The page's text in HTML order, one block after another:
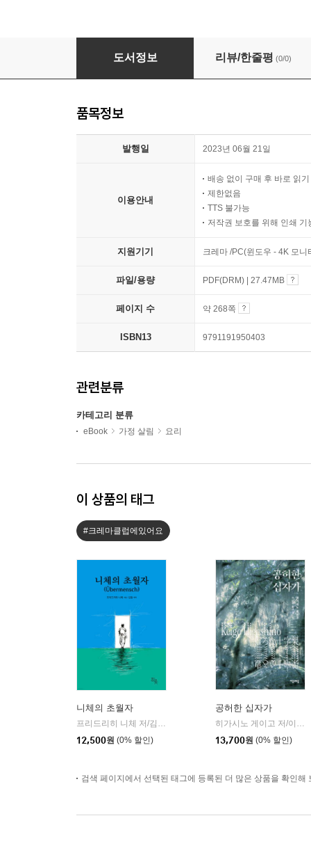
클래식소스 (Classic Sauce)
도서정보 리뷰/한줄평 (0/0)
품목정보
발행일 2023년 06월 21일
이용안내
배송 없이 구매 후 바로 읽기
제한없음
TTS 불가능
저작권 보호를 위해 인쇄 기
지원기기 크레마 /PC(윈도우 - 4K 모
파일/용량 PDF(DRM) | 27.47MB
페이지 수 약 268쪽
ISBN13 9791191950403
관련분류
카테고리 분류
eBook 가정 살림 요리
이 상품의 태그
#크레마클럽에있어요
니체의 초월자
프리드리히 니체 저/김철 편역
12,500원 (0% 할인)
공허한 십자가
히가시노 게이고 저/이선희 역
13,700원 (0% 할인)
검색 페이지에서 선택된 태그에 등록된 더 많은 상품을 확인해